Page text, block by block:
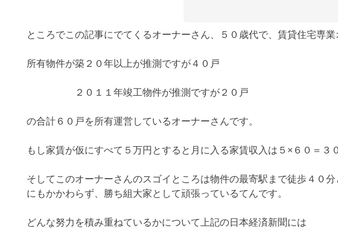
ところでこの記事にでてくるオーナーさん、５０歳代で、賃貸住宅専業
所有物件が築２０年以上が推測ですが４０戸
２０１１年竣工物件が推測ですが２０戸
の合計６０戸を所有運営しているオーナーさんです。
もし家賃が仮にすべて５万円とすると月に入る家賃収入は５×６０＝３
そしてこのオーナーさんのスゴイところは物件の最寄駅まで徒歩４０
にもかかわらず、勝ち組大家として頑張っているてんです。
どんな努力を積み重ねているかについて上記の日本経済新聞には